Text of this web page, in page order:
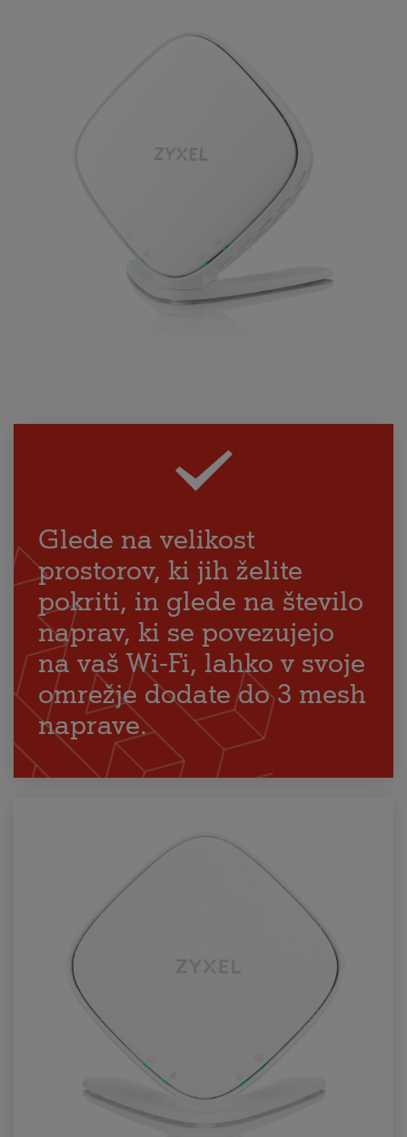
Glede na velikost
prostorov, ki jih želite
pokriti, in glede na število
naprav, ki se povezujejo
na vaš Wi-Fi, lahko v svoje
omrežje dodate do 3 mesh
naprave.